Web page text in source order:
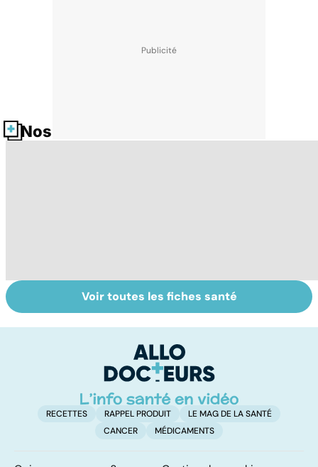
Nos fiches santé
Tout savoir sur
les anti-
Du bon usage
des
anti-douleurs
Voir toutes les fiches santé
RECETTES RAPPEL PRODUIT
LE MAG DE LA SANTÉ
CANCER
MÉDICAMENTS